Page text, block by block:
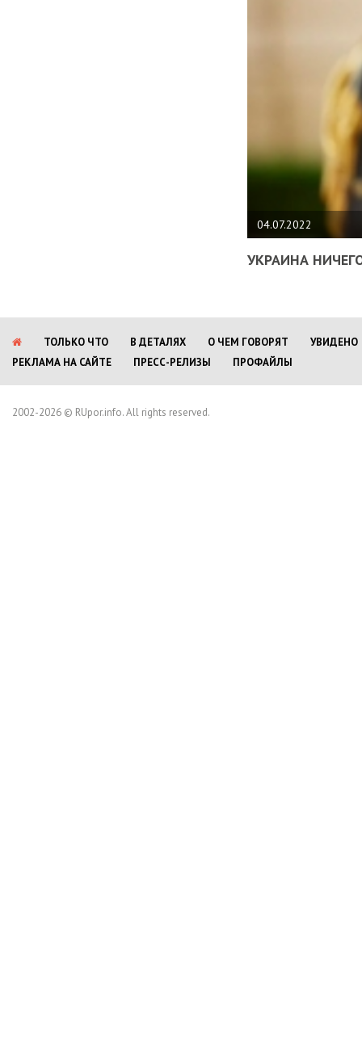
04.07.2022
УКРАИНА
ТОЛЬКО ЧТО В ДЕТАЛЯХ О ЧЕМ ГОВОРЯТ
УВИДЕНО
РЕКЛАМА НА САЙТЕ
ПРЕСС-РЕЛИЗЫ ПРОФАЙЛЫ
2002-2026 © RUpor.info. All rights reserved.